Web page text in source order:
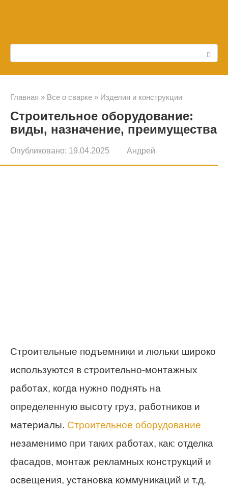
контенту
Главная » Все о сварке » Изделия и конструкции
Строительное оборудование:
виды, назначение, преимущества
Опубликовано: 19.04.2025 Андрей
Строительные подъемники и люльки широко
используются в строительно-монтажных
работах, когда нужно поднять на
определенную высоту груз, работников и
материалы. Строительное оборудование
незаменимо при таких работах, как: отделка
фасадов, монтаж рекламных конструкций и
освещения, установка коммуникаций и т.д.